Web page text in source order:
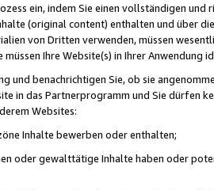
ein, indem Sie einen vollständigen
(original content) enthalten und über
von Dritten verwenden, müssen
Ihre Website(s) in Ihrer Anwendung
und benachrichtigen Sie, ob sie
in das Partnerprogramm und Sie dürfen
Websites:
Inhalte bewerben oder enthalten;
oder gewalttätige Inhalte haben oder